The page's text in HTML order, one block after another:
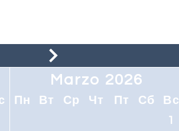
Marzo 2026
Пн Вт Ср Чт Пт Сб
Вс
1